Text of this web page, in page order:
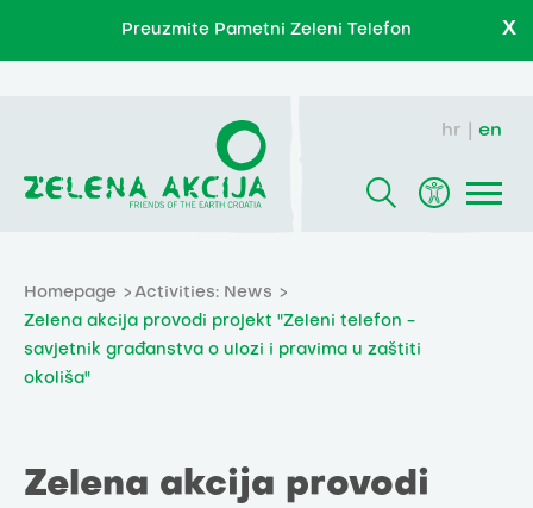
Preuzmite Pametni Zeleni Telefon X
hr en
Homepage
Activities: News
Zelena akcija provodi projekt "Zeleni telefon -
savjetnik građanstva o ulozi i pravima u zaštiti
okoliša"
Zelena akcija provodi